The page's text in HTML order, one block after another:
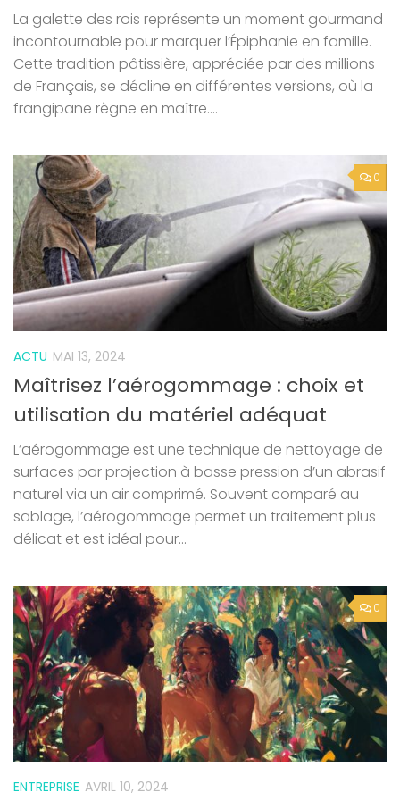
La galette des rois représente un moment gourmand
incontournable pour marquer l’Épiphanie en famille.
Cette tradition pâtissière, appréciée par des millions
de Français, se décline en différentes versions, où la
frangipane règne en maître....
0
ACTU MAI 13, 2024
Maîtrisez l’aérogommage : choix et
utilisation du matériel adéquat
L’aérogommage est une technique de nettoyage de
surfaces par projection à basse pression d’un abrasif
naturel via un air comprimé. Souvent comparé au
sablage, l’aérogommage permet un traitement plus
délicat et est idéal pour...
0
ENTREPRISE AVRIL 10, 2024